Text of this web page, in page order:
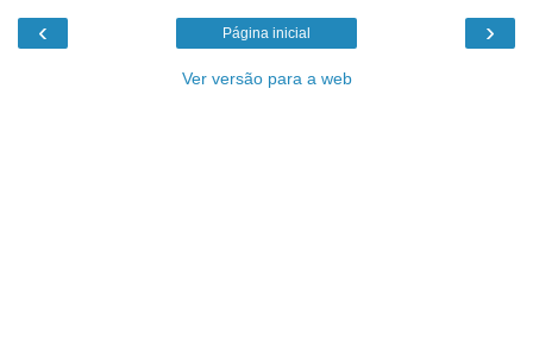
‹ ›
Página inicial
Ver versão para a web